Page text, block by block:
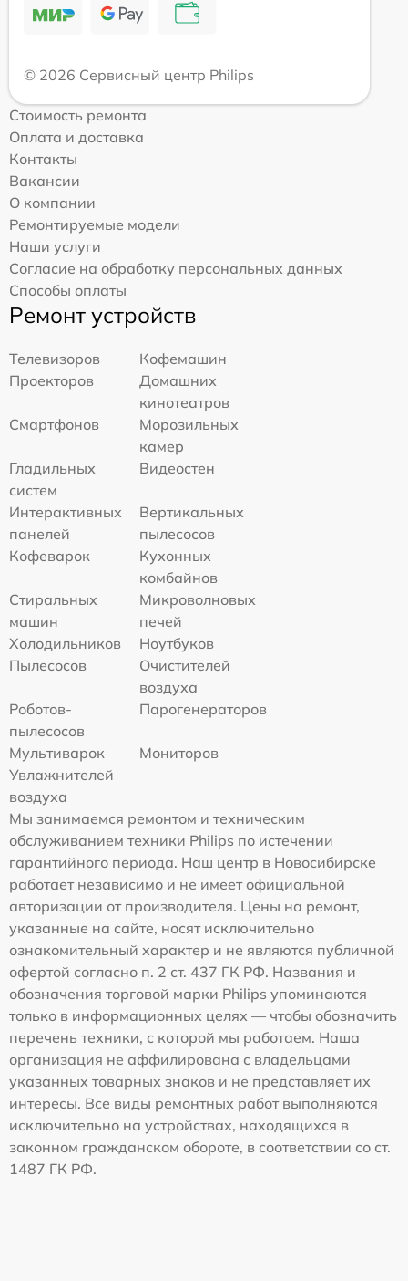
© 2026 Сервисный центр Philips
Стоимость ремонта
Оплата и доставка
Контакты
Вакансии
О компании
Ремонтируемые модели
Наши услуги
Согласие на обработку персональных данных
Способы оплаты
Ремонт устройств
Телевизоров
Кофемашин
Проекторов
Домашних
кинотеатров
Смартфонов
Морозильных
камер
Гладильных
систем
Видеостен
Интерактивных
панелей
Вертикальных
пылесосов
Кофеварок
Кухонных
комбайнов
Стиральных
машин
Микроволновых
печей
Холодильников
Ноутбуков
Пылесосов
Очистителей
воздуха
Роботов-
пылесосов
Парогенераторов
Мультиварок
Мониторов
Увлажнителей
воздуха
Мы занимаемся ремонтом и техническим
обслуживанием техники Philips по истечении
гарантийного периода. Наш центр в Новосибирске
работает независимо и не имеет официальной
авторизации от производителя. Цены на ремонт,
указанные на сайте, носят исключительно
ознакомительный характер и не являются публичной
офертой согласно п. 2 ст. 437 ГК РФ. Названия и
обозначения торговой марки Philips упоминаются
только в информационных целях — чтобы обозначить
перечень техники, с которой мы работаем. Наша
организация не аффилирована с владельцами
указанных товарных знаков и не представляет их
интересы. Все виды ремонтных работ выполняются
исключительно на устройствах, находящихся в
законном гражданском обороте, в соответствии со ст.
1487 ГК РФ.